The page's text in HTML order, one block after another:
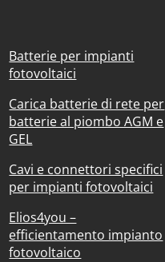
Batterie per impianti
fotovoltaici
Carica batterie di rete per
batterie al piombo AGM e
GEL
Cavi e connettori specifici
per impianti fotovoltaici
Elios4you –
efficientamento impianto
fotovoltaico